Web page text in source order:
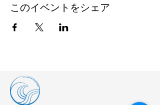
このイベントをシェア